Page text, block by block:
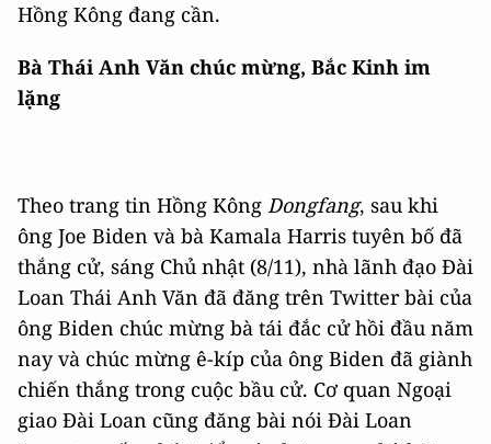
Hồng Kông đang cần.
Bà Thái Anh Văn chúc mừng, Bắc Kinh im
lặng
Theo trang tin Hồng Kông Dongfang, sau khi
ông Joe Biden và bà Kamala Harris tuyên bố đã
thắng cử, sáng Chủ nhật (8/11), nhà lãnh đạo Đài
Loan Thái Anh Văn đã đăng trên Twitter bài của
ông Biden chúc mừng bà tái đắc cử hồi đầu năm
nay và chúc mừng ê-kíp của ông Biden đã giành
chiến thắng trong cuộc bầu cử. Cơ quan Ngoại
giao Đài Loan cũng đăng bài nói Đài Loan